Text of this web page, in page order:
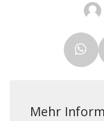
Mehr